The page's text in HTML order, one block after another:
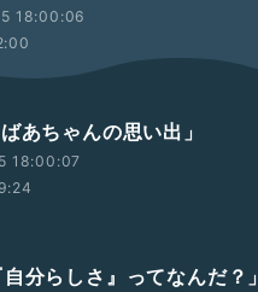
18:00:06
あちゃんの思い出」
18:00:07
分らしさ』ってなんだ？」